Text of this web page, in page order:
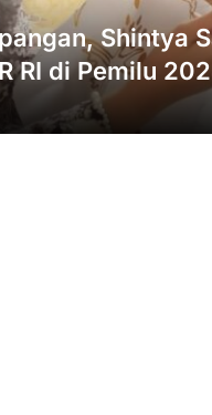
Shintya
RI di Pemilu